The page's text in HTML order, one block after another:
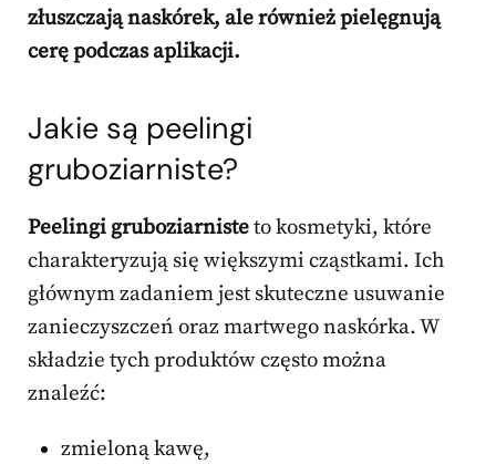
złuszczają naskórek, ale również pielęgnują
cerę podczas aplikacji.
Jakie są peelingi
gruboziarniste?
Peelingi gruboziarnisteto kosmetyki, które
charakteryzują się większymi cząstkami. Ich
głównym zadaniem jest skuteczne usuwanie
zanieczyszczeń oraz martwego naskórka. W
składzie tych produktów często można
znaleźć:
zmieloną kawę,